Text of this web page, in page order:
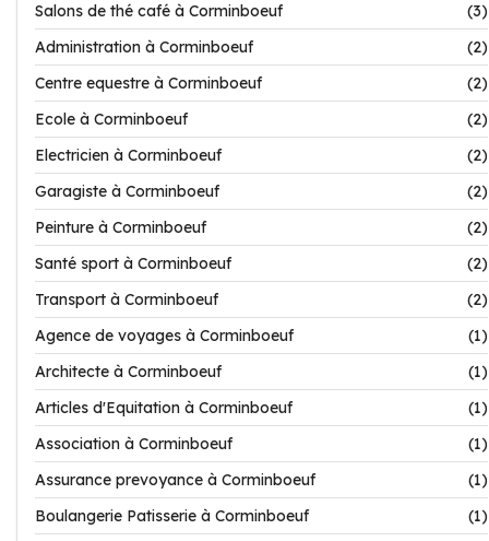
Salons de thé café à Corminboeuf
(3)
Administration à Corminboeuf
(2)
Centre equestre à Corminboeuf
(2)
Ecole à Corminboeuf
(2)
Electricien à Corminboeuf
(2)
Garagiste à Corminboeuf
(2)
Peinture à Corminboeuf
(2)
Santé sport à Corminboeuf
(2)
Transport à Corminboeuf
(2)
Agence de voyages à Corminboeuf
(1)
Architecte à Corminboeuf
(1)
Articles d'Equitation à Corminboeuf
(1)
Association à Corminboeuf
(1)
Assurance prevoyance à Corminboeuf
(1)
Boulangerie Patisserie à Corminboeuf
(1)